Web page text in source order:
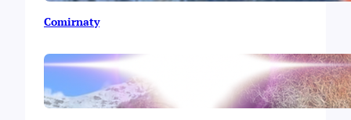
Comirnaty